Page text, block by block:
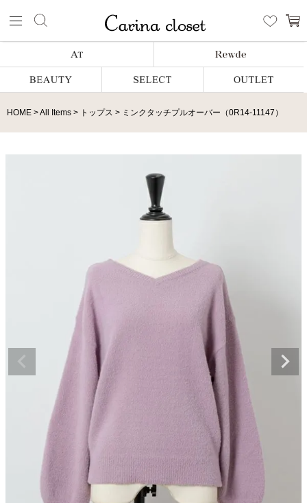
HOME All Items トップス ミンクタッチプルオーバー（0R14-11147）